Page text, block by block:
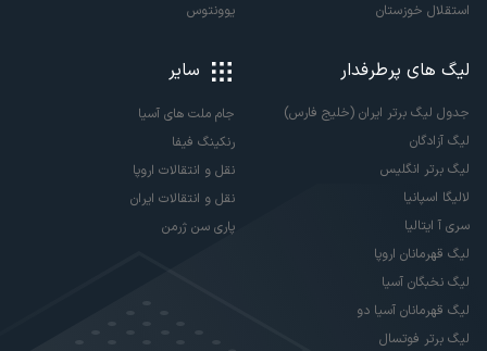
استقلال خوزستان
یوونتوس
لیگ های پرطرفدار
جدول لیگ برتر ایران (خلیج فارس)
لیگ آزادگان
لیگ برتر انگلیس
لالیگا اسپانیا
سری آ ایتالیا
لیگ قهرمانان اروپا
لیگ نخبگان آسیا
لیگ قهرمانان آسیا دو
لیگ برتر فوتسال
سایر
جام ملت های آسیا
رنکینگ فیفا
نقل و انتقالات اروپا
نقل و انتقالات ایران
پاری سن ژرمن